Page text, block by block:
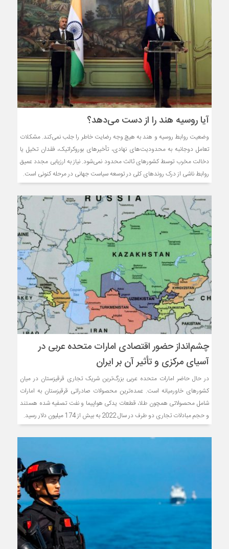
آیا روسیه هند را از دست می‌دهد؟
وضعیت روابط روسیه و هند به هیچ وجه رضایت خاطر را جلب نمی‌کند. مشکلات
تعامل دوجانبه به محدودیت‌های نهادی، تأخیرهای بوروکراتیک، فقدان تخیل یا
دخالت مخرب توسط کشورهای ثالث محدود نمی‌شود. نیاز به ارزیابی مجدد عمیق
روابط ناشی از درک روندهای کلی در توسعه سیاست جهانی در مرحله کنونی است.
چشم‌انداز حضور اقتصادی امارات متحده عربی در
آسیای مرکزی و تأثیر آن بر ایران
در حال حاضر امارات متحده عربی بزرگ‌ترین شریک تجاری قرقیزستان در میان
کشورهای خاورمیانه است. عمده‌ترین محصولات صادراتی قرقیزستان به امارات
شامل محصولاتی همچون طلا، قطعات یدکی هواپیما و نفت تصفیه شده هستند
و حجم مبادلات تجاری دو طرف در سال 2022 به بیش از 174 میلیون دلار رسید.